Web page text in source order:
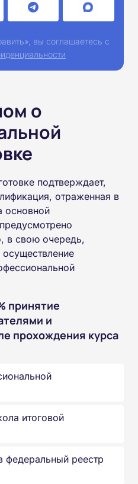
вы соглашаетесь с
о
подтверждает,
отраженная в
основной
в свою очередь,
осуществление
принятие
и
прохождения курса
итоговой
федеральный реестр